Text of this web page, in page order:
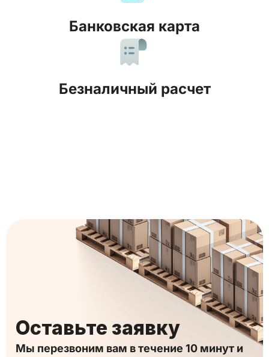
Банковская карта
Безналичный расчет
Оставьте заявку
Мы перезвоним вам в течение 10 минут и